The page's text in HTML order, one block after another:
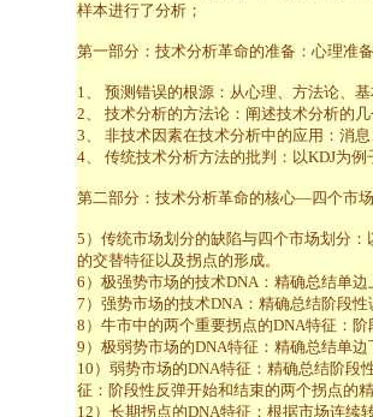
样本进行了分析；
第一部分：技术分析革命的准备：心理准
1、 预测错误的根源：从心理、方法论、
2、 技术分析的方法论：阐述技术分析的
3、 非技术因素在技术分析中的应用：消
4、 传统技术分析方法的批判：以KDJ为
第二部分：技术分析革命的核心—四个市
5）传统市场划分的缺陷与四个市场划分
的交替特征以及拐点的形成。
6）极强势市场的技术DNA：精确总结单
7）强势市场的技术DNA：精确总结阶段
8）牛市中的两个重要拐点的DNA特征：
9）极弱势市场的DNA特征：精确总结单
10）弱势市场的DNA特征：精确总结阶段
征：阶段性反弹开始和结束的两个拐点的
12）长期拐点的DNA特征：根据市场连续